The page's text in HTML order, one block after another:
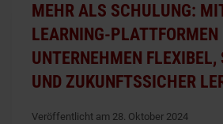
MEHR ALS SCHULUNG:
LEARNING-PLATTFORMEN
UNTERNEHMEN FLEXIBEL,
UND ZUKUNFTSSICHER
Veröffentlicht am 28. Oktober 2024